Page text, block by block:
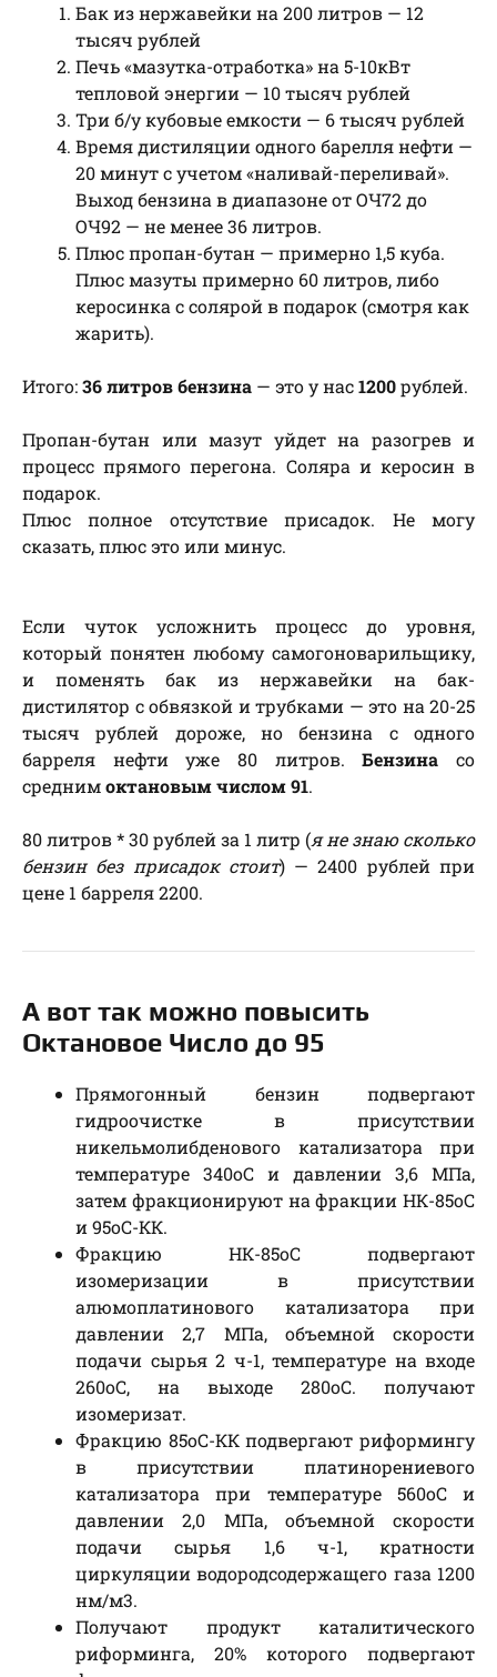
Бак из нержавейки на 200 литров — 12
тысяч рублей
Печь «мазутка-отработка» на 5-10кВт
тепловой энергии — 10 тысяч рублей
Три б/у кубовые емкости — 6 тысяч рублей
Время дистиляции одного барелля нефти —
20 минут с учетом «наливай-переливай».
Выход бензина в диапазоне от ОЧ72 до
ОЧ92 — не менее 36 литров.
Плюс пропан-бутан — примерно 1,5 куба.
Плюс мазуты примерно 60 литров, либо
керосинка с солярой в подарок (смотря как
жарить).
Итого:36 литров бензина — это у нас1200рублей.
Пропан-бутан или мазут уйдет на разогрев и
процесс прямого перегона. Соляра и керосин в
подарок.
Плюс полное отсутствие присадок. Не могу
сказать, плюс это или минус.
Если чуток усложнить процесс до уровня,
который понятен любому самогоноварильщику,
и поменять бак из нержавейки на бак-
дистилятор с обвязкой и трубками — это на 20-25
тысяч рублей дороже, но бензина с одного
барреля нефти уже 80 литров.Бензина со
среднимоктановым числом 91.
80 литров * 30 рублей за 1 литр (я не знаю сколько
бензин без присадок стоит) — 2400 рублей при
цене 1 барреля 2200.
А вот так можно повысить
Октановое Число до 95
Прямогонный бензин подвергают
гидроочистке в присутствии
никельмолибденового катализатора при
температуре 340oС и давлении 3,6 МПа,
затем фракционируют на фракции НК-85oС
и 95oС-КК.
Фракцию НК-85oС подвергают
изомеризации в присутствии
алюмоплатинового катализатора при
давлении 2,7 МПа, объемной скорости
подачи сырья 2 ч-1, температуре на входе
260oС, на выходе 280oС. получают
изомеризат.
Фракцию 85oС-КК подвергают риформингу
в присутствии платинорениевого
катализатора при температуре 560oС и
давлении 2,0 МПа, объемной скорости
подачи сырья 1,6 ч-1, кратности
циркуляции водородсодержащего газа 1200
нм/м3.
Получают продукт каталитического
риформинга, 20% которого подвергают